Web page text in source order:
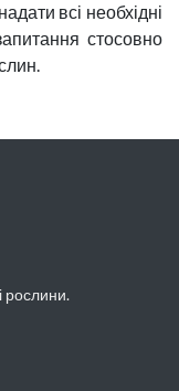
всі необхідні
стосовно
рослини.